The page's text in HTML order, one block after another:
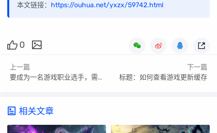
本文链接： https://ouhua.net/yxzx/59742.html
0
上一篇
要成为一名游戏职业选手，需要经过一系列的准备和努力。这不仅仅是一个兴趣或爱好，而是一种职业选择，需要长期的专注和训练。以下是一些建议，希望能帮助你走上这条道路。
下一篇
标题：如何查看游戏更新缓存
相关文章